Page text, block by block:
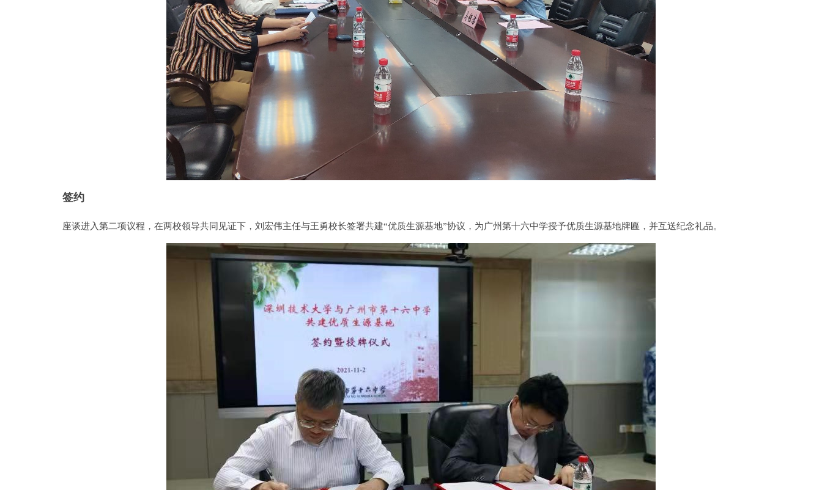
签约
座谈进入第二项议程，在两校领导共同见证下，刘宏伟主任与王勇校长签署共建“优质生源基地”协议，为广州第十六中学授予优质生源基地牌匾，并互送纪念礼品。